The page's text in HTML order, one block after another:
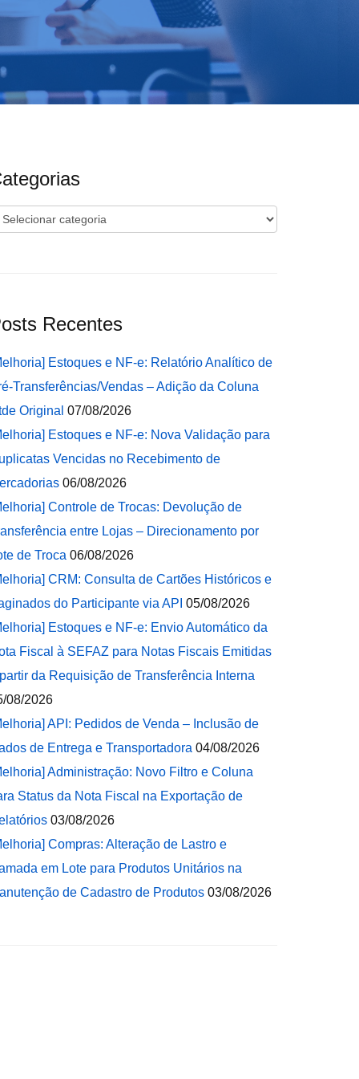
Recentes
Estoques e NF-e: Relatório Analítico de
Transferências/Vendas – Adição da Coluna
Original 07/08/2026
Estoques e NF-e: Nova Validação para
Vencidas no Recebimento de
06/08/2026
Controle de Trocas: Devolução de
entre Lojas – Direcionamento por
de Troca 06/08/2026
CRM: Consulta de Cartões Históricos e
do Participante via API 05/08/2026
Estoques e NF-e: Envio Automático da
Fiscal à SEFAZ para Notas Fiscais Emitidas
da Requisição de Transferência Interna
08/2026
API: Pedidos de Venda – Inclusão de
de Entrega e Transportadora 04/08/2026
Administração: Novo Filtro e Coluna
Status da Nota Fiscal na Exportação de
03/08/2026
Compras: Alteração de Lastro e
em Lote para Produtos Unitários na
de Cadastro de Produtos 03/08/2026